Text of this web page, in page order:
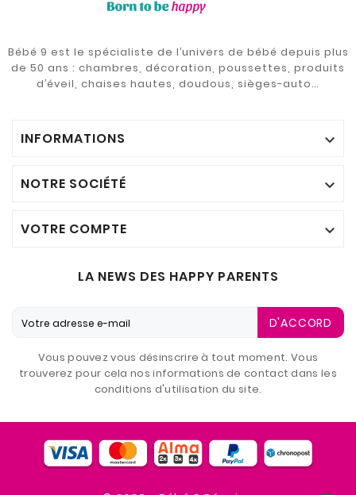
Bébé 9 est le spécialiste de l’univers de bébé depuis plus
de 50 ans : chambres, décoration, poussettes, produits
d’éveil, chaises hautes, doudous, sièges-auto…
INFORMATIONS 
NOTRE SOCIÉTÉ 
VOTRE COMPTE 
LA NEWS DES HAPPY PARENTS
D'ACCORD
Vous pouvez vous désinscrire à tout moment. Vous
trouverez pour cela nos informations de contact dans les
conditions d'utilisation du site.